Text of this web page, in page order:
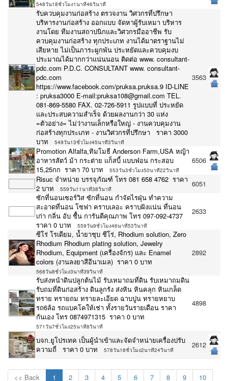
548วัน18ชั่วโมง1นาที46วินาที
รับควบคุมงานก่อสร้าง ตรวจงาน วิศวกรที่ปรึกษา
บริหารงานก่อสร้าง ออกแบบ จัดหาผู้รับเหมา บริหาร
งานโดย ทีมงานสถาปนิกและวิศวกรมืออาชีพ รับ
ควบคุมงานก่อสร้าง ทุกประเภท งานได้มาตราฐานไม่
เสียหาย ไม่เป็นภาระผูกพัน ประหยัดและควบคุมงบ
ประมาณได้มากกว่าแน่นนอน ติดต่อ www. consultant-
pdc.com P.D.C. CONSULTANT www. consultant-
pdc.com
https://www.facebook.com/pruksa.pruksa.9 ID-LINE
: pruksa3000 E-mail:pruksa108@gmail.com TEL.
081-869-5580 FAX. 02-726-5911 รูปแบบที่ ประหยัด
และประสบความสำเร็จ ด้วยผลงานกว่า 30 แห่ง
=ตัวอย่าง= ไม่ว่างานเล็กหรือใหญ่ - งานควบคุมงาน
ก่อสร้างทุกประเภท - งานวิศวกรที่ปรึกษา ราคา 3000
บาท
549วัน13ชั่วโมง45นาที3วินาที
3563
Promotion Alfalfa,ทิมโมธี Anderson Farm,USA หญ้า
อาหารสัตว์ ม้า กระต่าย แก็สบี้ แบบฟ่อน กระสอบ
15,25กก ราคา 70 บาท
553วัน3ชั่วโมง50นาที22วินาที
6506
Risuc จำหน่าย บรรจุภัณฑ์ โทร 081 658 4762 ราคา
2 บาท
559วัน11นาที38วินาที
6051
ซักที่นอนเซอร์วิส ซักที่นอน กำจัดไรฝุ่น ทำความ
สะอาดที่นอน โซฟา คราบเลอะ คราบฝังแน่น‎ ที่นอน
เก่า กลิ่น อับ ชื้น การันตีคุณภาพ โทร 097-092-4737
ราคา 0 บาท
559วัน9ชั่วโมง46นาที53วินาที
2633
ซีโร่ โรเดียม, น้ำยาชุบ ชีโร่, Rhodium solution, Zero
Rhodium Rhodium plating solution, Jewelry
Rhodium, Equipment (เครื่องจักร) และ Enamel
colors (งานลงยาสีอีนาเมล) ราคา 0 บาท
568วัน8ชั่วโมง3นาที39วินาที
2892
รับส่งหน้าดินปลูกต้นไม้ รับเหมาถมที่ดิน รับเหมาถมดิน
รับถมที่ดินก่อสร้าง ดินลูกรัง ส่งหิน หินคลุก หินเกล็ด
ทราย ทรายถม ทรายละเอียด ฉาบปูน ทรายหยาบ
รถ6ล้อ รถแบคโคให้เช่า ทั้งรายวันรายเดือน ราคา
กันเอง โทร 0874971315 ราคา 0 บาท
571วัน7ชั่วโมง25นาที8วินาที
4898
บจก.ยูโปรเทค เป็นผู้นำเข้าและจัดจำหน่ายเครื่องปรับ
ความถี่ ราคา 0 บาท
578วัน18ชั่วโมง2นาที24วินาที
2612
<< Back 1 2 3 4 5 6 7 8 9 10